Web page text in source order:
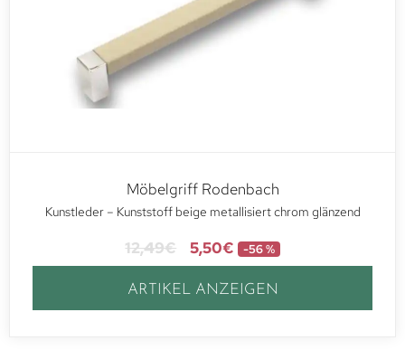
Möbelgriff Rodenbach
Kunstleder – Kunststoff beige metallisiert chrom glänzend
12,49€ 5,50€ -56 %
ARTIKEL ANZEIGEN